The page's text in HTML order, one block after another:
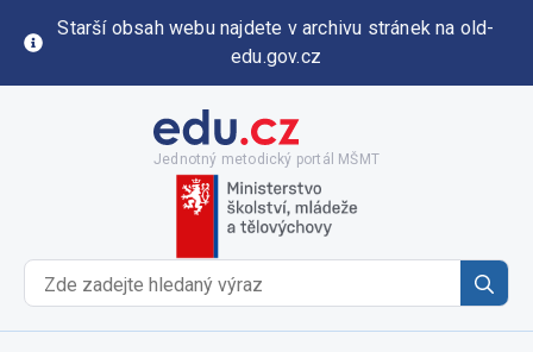
Starší obsah webu najdete v archivu stránek na old-
edu.gov.cz
Jednotný metodický portál MŠMT
for: